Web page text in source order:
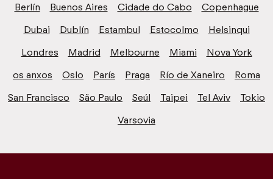
Berlín
Buenos Aires Cidade do Cabo
Copenhague
Dubai
Dublín Estambul Estocolmo
Helsinqui
Londres
Madrid Melbourne Miami
Nova York
os anxos
Oslo París Praga Río de Xaneiro
Roma
San Francisco
São Paulo Seúl Taipei Tel Aviv
Tokio
Varsovia